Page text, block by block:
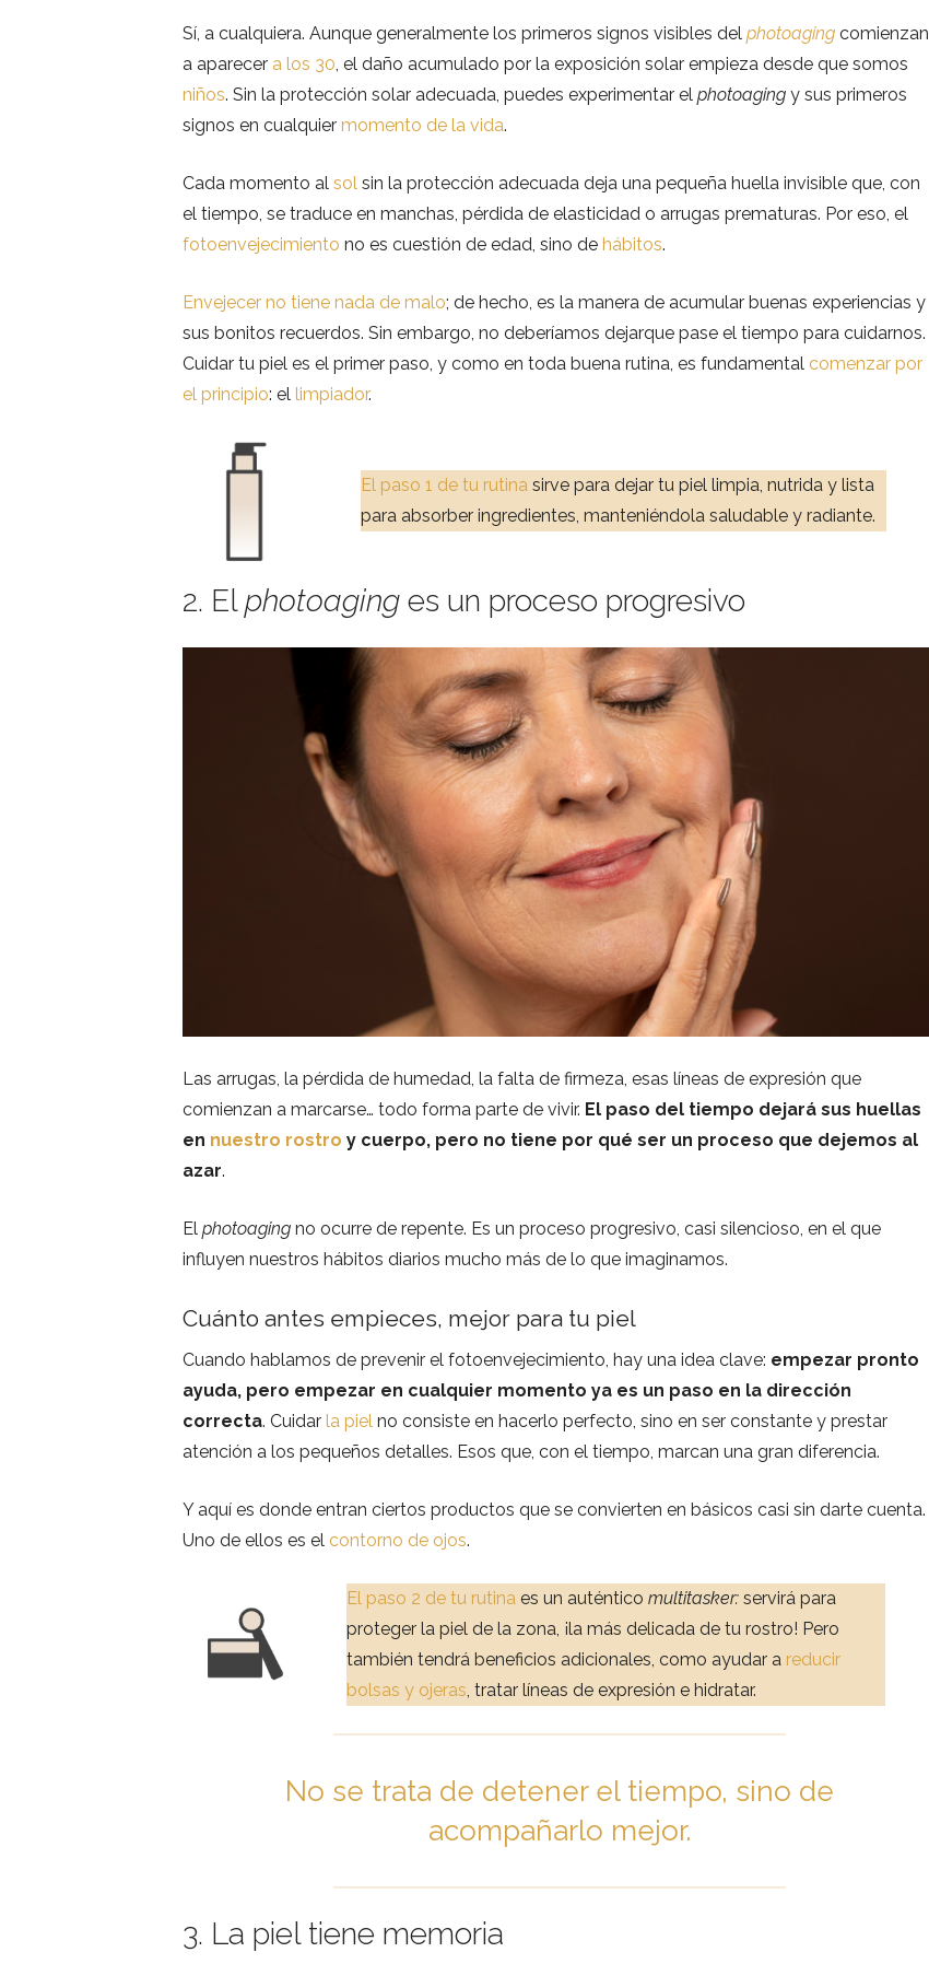
Sí, a cualquiera. Aunque generalmente los primeros signos visibles del photoaging comienzan
a aparecer a los 30 , el daño acumulado por la exposición solar empieza desde que somos
niños. Sin la protección solar adecuada, puedes experimentar el photoaging y sus primeros
signos en cualquier momento de la vida.
Cada momento al sol sin la protección adecuada deja una pequeña huella invisible que, con
el tiempo, se traduce en manchas, pérdida de elasticidad o arrugas prematuras. Por eso, el
fotoenvejecimiento no es cuestión de edad, sino de hábitos.
Envejecer no tiene nada de malo; de hecho, es la manera de acumular buenas experiencias y
sus bonitos recuerdos. Sin embargo, no deberíamos dejarque pase el tiempo para cuidarnos.
Cuidar tu piel es el primer paso, y como en toda buena rutina, es fundamental comenzar por
el principio: el limpiador.
El paso 1 de tu rutina sirve para dejar tu piel limpia, nutrida y lista
para absorber ingredientes, manteniéndola saludable y radiante.
2. Elphotoaging es un proceso progresivo
Las arrugas, la pérdida de humedad, la falta de firmeza, esas líneas de expresión que
comienzan a marcarse… todo forma parte de vivir. El paso del tiempo dejará sus huellas
en nuestro rostro y cuerpo, pero no tiene por qué ser un proceso que dejemos al
azar.
El photoaging no ocurre de repente. Es un proceso progresivo, casi silencioso, en el que
influyen nuestros hábitos diarios mucho más de lo que imaginamos.
Cuánto antes empieces, mejor para tu piel
Cuando hablamos de prevenir el fotoenvejecimiento, hay una idea clave: empezar pronto
ayuda, pero empezar en cualquier momento ya es un paso en la dirección
correcta. Cuidar la piel no consiste en hacerlo perfecto, sino en ser constante y prestar
atención a los pequeños detalles. Esos que, con el tiempo, marcan una gran diferencia.
Y aquí es donde entran ciertos productos que se convierten en básicos casi sin darte cuenta.
Uno de ellos es el contorno de ojos.
El paso 2 de tu rutina es un auténticomultitasker:servirá para
proteger la piel de la zona, ¡la más delicada de tu rostro! Pero
también tendrá beneficios adicionales, como ayudar a reducir
bolsas y ojeras , tratar líneas de expresión e hidratar.
No se trata de detener el tiempo, sino de
acompañarlo mejor.
3. La piel tiene memoria